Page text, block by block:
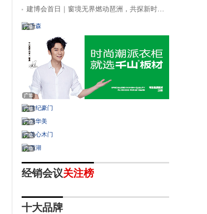
舟的加盟资料
52分钟前
浙江行卓 文先生想要了解地板
的加盟指导
1分钟前
士漆的加盟资料
2分钟前
材料行业的加盟指导
4分钟前
河南信阳 姜先生想要评估防水
材料的加盟预算
建博会首日｜窗境无界燃动琶洲，共探新时代理想人居新范式
经销会议关注榜
十大品牌